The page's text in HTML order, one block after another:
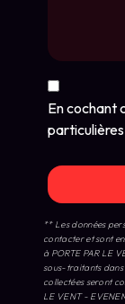
En cochant
** Les données
contacter et sont
à PORTE PAR LE
sous-traitants dans
collectées seront
LE VENT -